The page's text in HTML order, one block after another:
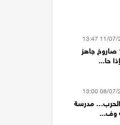
ترامب: 1000 صاروخ جاهز
حا...
مدرسة
وف...